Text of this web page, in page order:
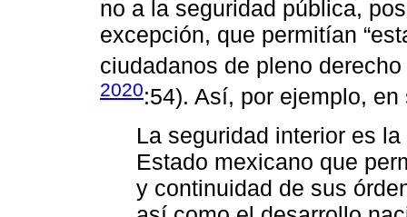
no a la seguridad pública,
excepción, que permitían
ciudadanos de pleno derecho
2020:54). Así, por ejemplo,
La seguridad interior es
Estado mexicano que
y continuidad de sus